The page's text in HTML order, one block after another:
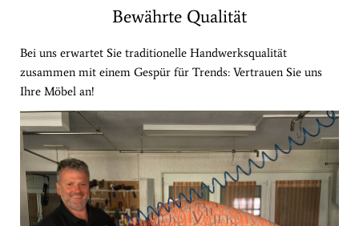
Bewährte Qualität
Bei uns erwartet Sie traditionelle Handwerksqualität
zusammen mit einem Gespür für Trends: Vertrauen Sie uns
Ihre Möbel an!